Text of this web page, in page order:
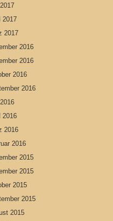
2017
2017
2016
2016
2016
2016
2016
2016
2016
2015
2015
2015
2015
2015